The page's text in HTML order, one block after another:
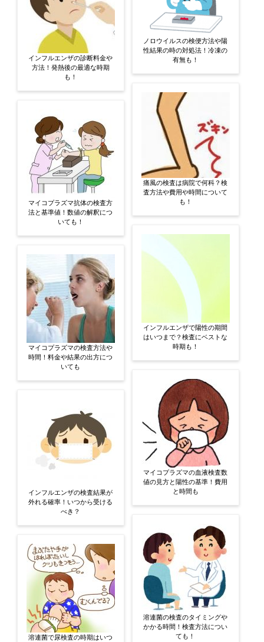
インフルエンザの診断料金や
方法！発熱後の最適な時期
も！
マイコプラズマ抗体の検査方
法と基準値！数値の解釈につ
いても！
マイコプラズマの検査方法や
時間！料金や結果の出方につ
いても
インフルエンザの検査結果が
外れる確率！いつから受ける
べき？
溶連菌で尿検査の時期はいつ
ノロウイルスの検便方法や陽
性結果の時の対処法！冷凍の
有無も！
痛風の検査は病院で何科？検
査方法や費用や時間について
も！
インフルエンザで陽性の期間
はいつまで？検査にベストな
時期も！
マイコプラズマの血液検査数
値の見方と陽性の基準！費用
と時間も
溶連菌の検査のタイミングや
かかる時間！検査方法につい
ても！